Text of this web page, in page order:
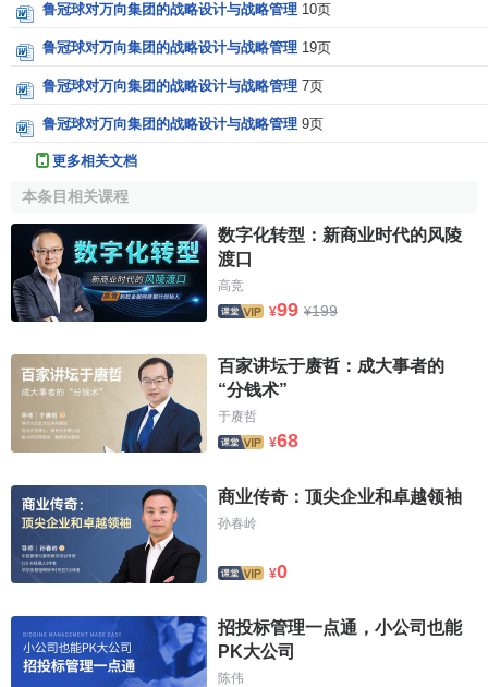
破1,000,000元；
2010年代，实现日创利润10,000,000元 员工最高收入
也要争取突破1,0000,000元。
企业目标
经营目标：奋斗十年添个零。
管理目标：人尽其才、物尽其用、钱尽其值、各尽其
岗位目标：一天做一件实事，一月做一件新事，一年
做一件大事，一生做一件有意义的事。
企业哲学
经营哲学：财散则人聚，财聚则人散；取之而有道，
用之而同乐。
经营理念
：大集团战略，小核算体系；资本式经营，
国际化运作。
人本原则：两袋投入，使员工身心与物质受益。
企业宗旨
为顾客创造价值，为股东
途，为社会创造繁荣。
企业精神
鲁冠球对万向集团的战略设计与战略管理 10页
鲁冠球对万向集团的战略设计与战略管理 19页
鲁冠球对万向集团的战略设计与战略管理 7页
鲁冠球对万向集团的战略设计与战略管理 9页
更多相关文档
本条目相关课程
数字化转型：新商业时代的风陵
渡口
高竞
¥99 ¥199
百家讲坛于赓哲：成大事者的
“分钱术”
于赓哲
¥68
商业传奇：顶尖企业和卓越领袖
孙春岭
¥0
招投标管理一点通，小公司也能
PK大公司
陈伟